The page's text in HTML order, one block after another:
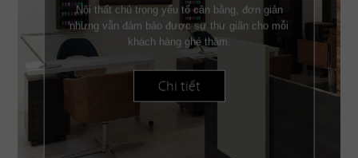
Nội thất chú trọng yếu tố cân bằng, đơn giản
nhưng vẫn đảm bảo được sự thư giãn cho mỗi
khách hàng ghé thăm.
Chi tiết